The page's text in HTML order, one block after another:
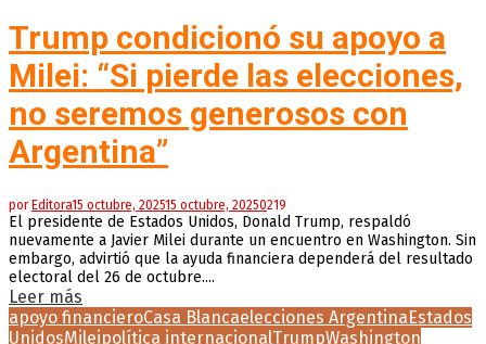
Trump condicionó su apoyo a
Milei: “Si pierde las elecciones,
no seremos generosos con
Argentina”
porEditora15 octubre, 202515 octubre, 20250219
El presidente de Estados Unidos, Donald Trump, respaldó
nuevamente a Javier Milei durante un encuentro en Washington. Sin
embargo, advirtió que la ayuda financiera dependerá del resultado
electoral del 26 de octubre....
Leer más
apoyo financieroCasa Blancaelecciones ArgentinaEstados
UnidosMileipolítica internacionalTrumpWashington